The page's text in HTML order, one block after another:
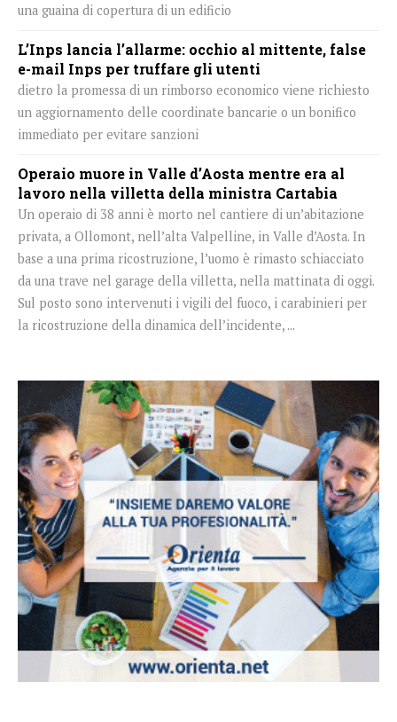
una guaina di copertura di un edificio
L’Inps lancia l’allarme: occhio al mittente, false
e-mail Inps per truffare gli utenti
dietro la promessa di un rimborso economico viene richiesto
un aggiornamento delle coordinate bancarie o un bonifico
immediato per evitare sanzioni
Operaio muore in Valle d’Aosta mentre era al
lavoro nella villetta della ministra Cartabia
Un operaio di 38 anni è morto nel cantiere di un’abitazione
privata, a Ollomont, nell’alta Valpelline, in Valle d’Aosta. In
base a una prima ricostruzione, l’uomo è rimasto schiacciato
da una trave nel garage della villetta, nella mattinata di oggi.
Sul posto sono intervenuti i vigili del fuoco, i carabinieri per
la ricostruzione della dinamica dell’incidente, ...